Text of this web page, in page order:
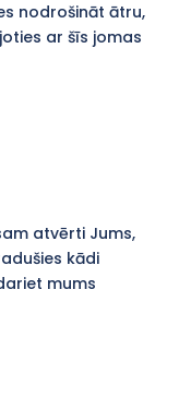
nodrošināt ātru,
ar šīs jomas
atvērti Jums,
kādi
mums